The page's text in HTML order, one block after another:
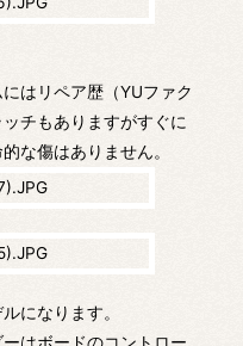
はリペア歴（YUファク
チもありますがすぐに
な傷はありません。
になります。
はボードのコントロー